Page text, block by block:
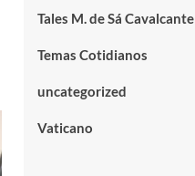
Tales M. de Sá Cavalcante
Temas Cotidianos
uncategorized
Vaticano